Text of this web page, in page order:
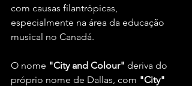
com causas filantrópicas,
especialmente na área da educação
musical no Canadá.
O nome "City and Colour" deriva do
próprio nome de Dallas, com "City"